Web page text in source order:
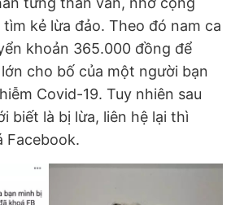
kẻ lừa đảo. Theo đó nam ca
khoản 365.000 đồng để
cho bố của một người bạn
Covid-19. Tuy nhiên sau
biết là bị lừa, liên hệ lại thì
Facebook.